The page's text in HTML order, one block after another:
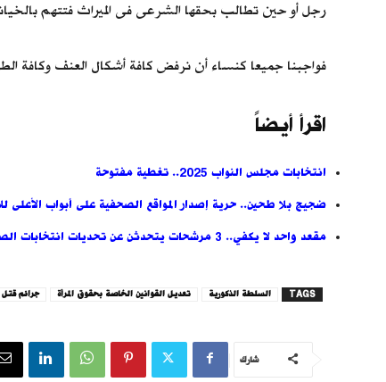
رجل أو حين تطالب بحقها الشرعى فى الميراث فتتهم
فواجبنا جميعا كنساء أن نرفض كافة أشكال العنف وكافة
اقرأ أيضاً
انتخابات مجلس النواب 2025.. تغطية مفتوحة
ضجيج بلا طحين.. حرية إصدار المواقع الصحفية على أبواب الأعلى
مقعد واحد لا يكفي.. 3 مرشحات يتحدثن عن تحديات انتخابات الصحفيين (جلسة حوارية)
TAGS السلطة الذكورية تعديل القوانين الخاصة بحقوق المرأة جرائم قتل
شارك